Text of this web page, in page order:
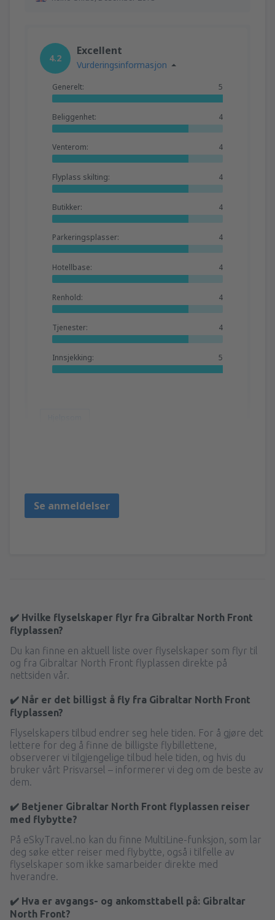
4.2
Excellent
Vurderingsinformasjon
Generelt: 5
Beliggenhet: 4
Venterom: 4
Flyplass skilting: 4
Butikker: 4
Parkeringsplasser: 4
Hotellbase: 4
Renhold: 4
Tjenester: 4
Innsjekking: 5
Se anmeldelser
✔️ Hvilke flyselskaper flyr fra Gibraltar North Front
flyplassen?
Du kan finne en aktuell liste over flyselskaper som flyr til
og fra Gibraltar North Front flyplassen direkte på
nettsiden vår.
✔️ Når er det billigst å fly fra Gibraltar North Front
flyplassen?
Flyselskapers tilbud endrer seg hele tiden. For å gjøre det
lettere for deg å finne de billigste flybillettene,
observerer vi tilgjengelige tilbud hele tiden, og hvis du
bruker vårt Prisvarsel – informerer vi deg om de beste av
dem.
✔️ Betjener Gibraltar North Front flyplassen reiser
med flybytte?
På eSkyTravel.no kan du finne MultiLine-funksjon, som lar
deg søke etter reiser med flybytte, også i tilfelle av
flyselskaper som ikke samarbeider direkte med
hverandre.
✔️ Hva er avgangs- og ankomsttabell på: Gibraltar
North Front?